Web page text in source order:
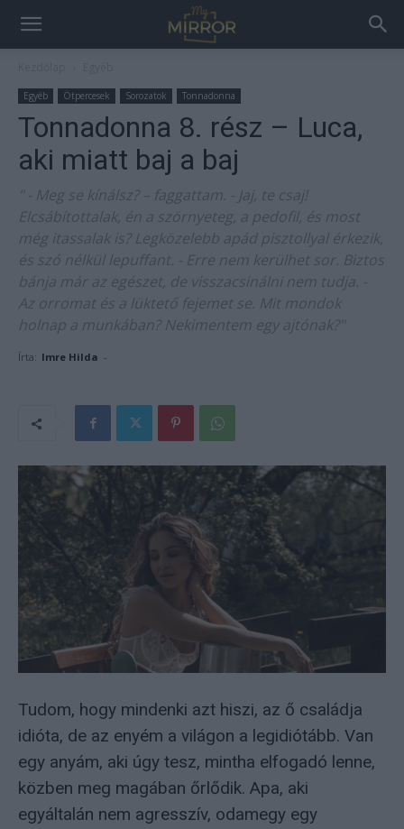
Egyéb Ötpercesek Sorozatok Tonnadonna
Tonnadonna 8. rész – Luca,
aki miatt baj a baj
" - Meg se kínálsz? – faggattam. - Jaj, te csaj!
Elcsábítottalak, én a szörnyeteg, a pedofil, és most
még itassalak is? Legközelebb apád pisztollyal érkezik,
és szó nélkül lepuffant. - Erre nem kerülhet sor. Biztos
bánja már az egészet, de visszacsinálni nem tudja. -
Az orromat és a lüktető fejemet se. Mit mondok
holnap a munkában? Nekimentem egy ajtónak?"
Írta: Imre Hilda -
Tudom, hogy mindenki azt hiszi, az ő családja
idióta, de az enyém a világon a legidiótább. Van
egy anyám, aki úgy tesz, mintha elfogadó lenne,
közben meg magában őrlődik. Apa, aki
egyáltalán nem agresszív, odamegy egy